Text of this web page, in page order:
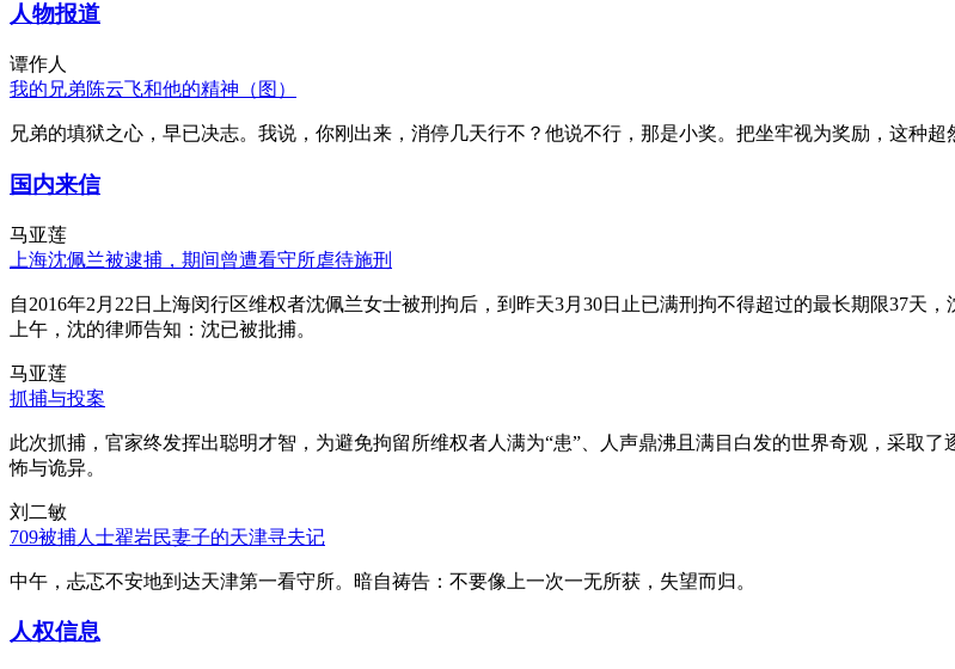
人物报道
谭作人
我的兄弟陈云飞和他的精神（图）
兄弟的填狱之心，早已决志。我说，你刚出来，消停几天行不？他说不行，那是小奖。把坐牢视为奖励，这种
国内来信
马亚莲
上海沈佩兰被逮捕，期间曾遭看守所虐待施刑
自2016年2月22日上海闵行区维权者沈佩兰女士被刑拘后，到昨天3月30日止已满刑拘不得超过的最长期限37天
上午，沈的律师告知：沈已被批捕。
马亚莲
抓捕与投案
此次抓捕，官家终发挥出聪明才智，为避免拘留所维权者人满为“患”、人声鼎沸且满目白发的世界奇观，采取
怖与诡异。
刘二敏
709被捕人士翟岩民妻子的天津寻夫记
中午，忐忑不安地到达天津第一看守所。暗自祷告：不要像上一次一无所获，失望而归。
人权信息